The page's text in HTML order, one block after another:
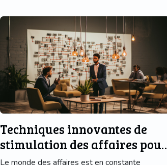
Techniques innovantes de
stimulation des affaires pour
une entreprise florissante
Le monde des affaires est en constante